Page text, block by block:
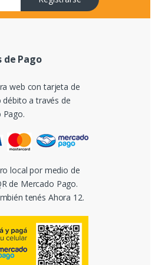
de Pago
web con tarjeta de
débito a través de
Pago.
local por medio de
de Mercado Pago.
tenés Ahora 12.